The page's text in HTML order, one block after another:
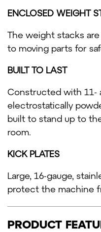
ENCLOSED WEIGHT
The weight stacks
to moving parts for
BUILT TO LAST
Constructed with 11-
electrostatically
built to stand up to
room.
KICK PLATES
Large, 16-gauge,
protect the machine
PRODUCT